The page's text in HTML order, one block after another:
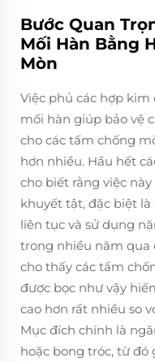
Bước Quan
Mối Hàn Bằng
Mòn
Việc phủ các hợp
mối hàn giúp bảo vệ
cho các tấm chống
hơn nhiều. Hầu hết
cho biết rằng việc
khuyết tật, đặc biệt
liên tục và sử dụng
trong nhiều năm qua
cho thấy các tấm
được bọc như vậy
cao hơn rất nhiều so
Mục đích chính là
hoặc bong tróc, từ đó